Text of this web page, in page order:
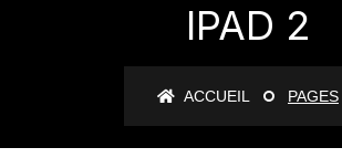
IPAD 2
ACCUEIL PAGES